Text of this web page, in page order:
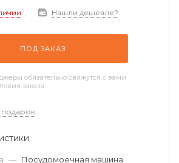
Нашли дешевле?
ПОД ЗАКАЗ
обязательно свяжутся с вами
заказа
подарок
— Посудомоечная машина